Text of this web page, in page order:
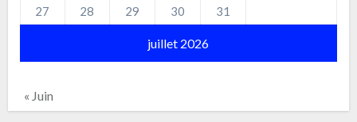
juillet 2026
27
28 29 30 31
« Juin